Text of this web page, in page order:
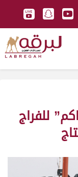
للفراج